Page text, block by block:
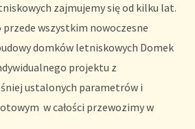
zajmujemy się od kilku lat.
przede wszystkim nowoczesne
domków letniskowych Domek
projektu z
ustalonych parametrów i
w całości przewozimy w